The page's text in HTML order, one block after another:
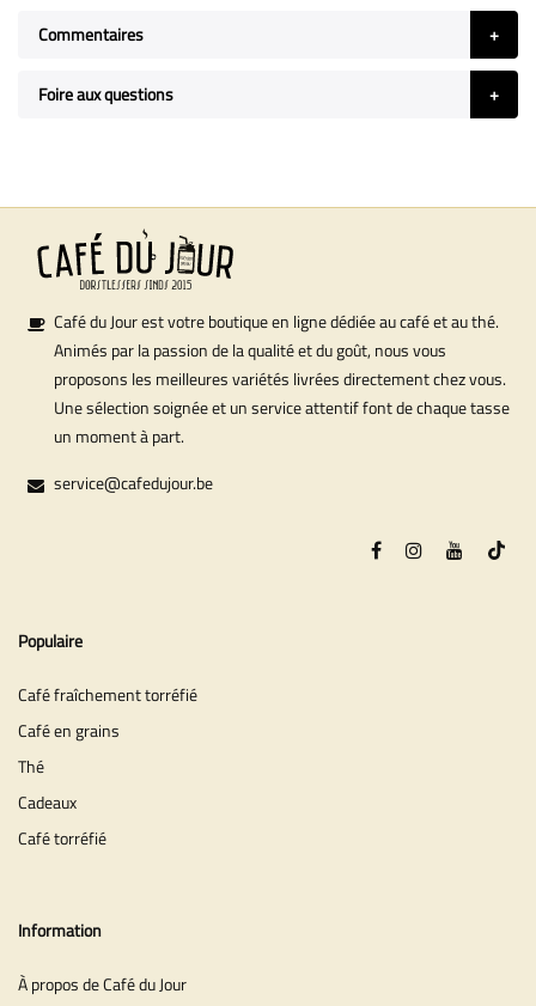
Commentaires
Foire aux questions
Café du Jour est votre boutique en ligne dédiée au café et au thé.
Animés par la passion de la qualité et du goût, nous vous
proposons les meilleures variétés livrées directement chez vous.
Une sélection soignée et un service attentif font de chaque tasse
un moment à part.
service@cafedujour.be
Populaire
Café fraîchement torréfié
Café en grains
Thé
Cadeaux
Café torréfié
Information
À propos de Café du Jour